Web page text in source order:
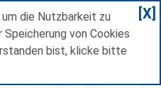
die Nutzbarkeit zu
von Cookies
bist, klicke bitte
[X]